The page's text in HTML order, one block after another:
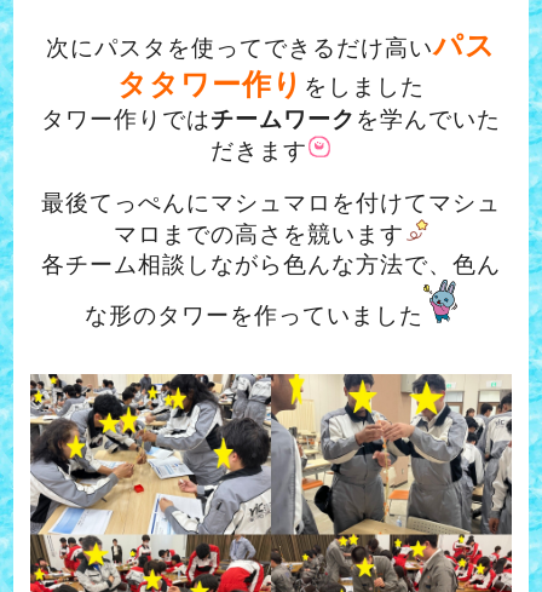
次にパスタを使ってできるだけ高いパス
タタワー作り をしました
タワー作りではチームワーク を学んでいた
だきます
最後てっぺんにマシュマロを付けてマシュ
マロまでの高さを競います
各チーム相談しながら色んな方法で、色ん
な形のタワーを作っていました